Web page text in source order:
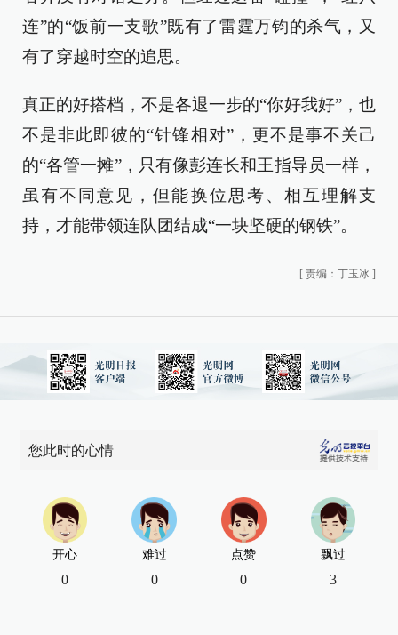
连”的“饭前一支歌”既有了雷霆万钧的杀气，又
有了穿越时空的追思。
真正的好搭档，不是各退一步的“你好我好”，也
不是非此即彼的“针锋相对”，更不是事不关己
的“各管一摊”，只有像彭连长和王指导员一样，
虽有不同意见，但能换位思考、相互理解支
持，才能带领连队团结成“一块坚硬的钢铁”。
[ 责编：丁玉冰 ]
您此时的心情
开心
0
难过
0
点赞
0
飘过
3